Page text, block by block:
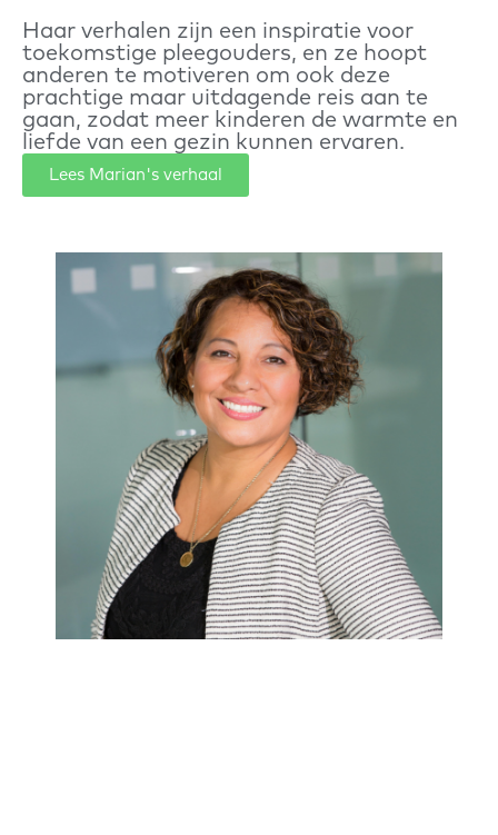
Haar verhalen zijn een inspiratie voor
toekomstige pleegouders, en ze hoopt
anderen te motiveren om ook deze
prachtige maar uitdagende reis aan te
gaan, zodat meer kinderen de warmte en
liefde van een gezin kunnen ervaren.
Lees Marian's verhaal